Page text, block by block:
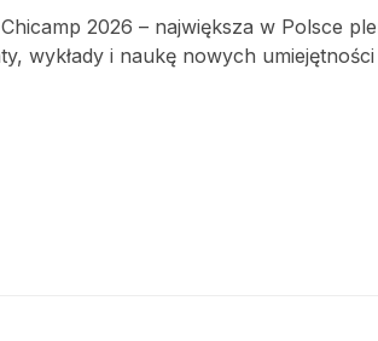
2026 – największa w Polsce
wykłady i naukę nowych